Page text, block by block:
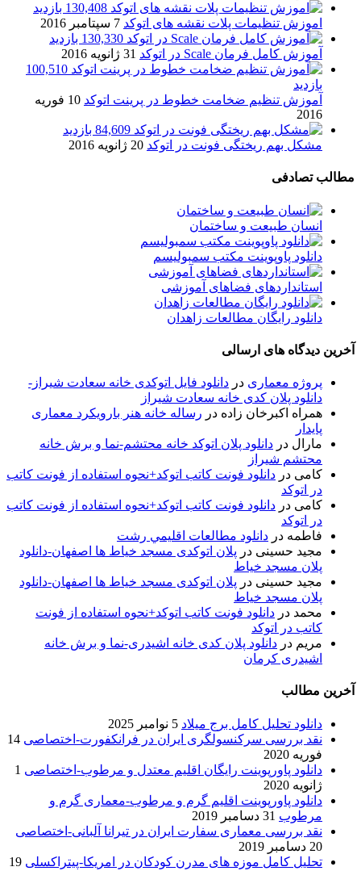
130,408 بازدید
اموزش تنظیمات پلات نقشه های اتوکد 7 سپتامبر 2016
130,330 بازدید
آموزش کامل فرمان Scale در اتوکد
31 ژانویه 2016
100,510
بازدید
آموزش تنظیم ضخامت خطوط در پرینت اتوکد
10 فوریه
2016
84,609 بازدید
مشکل بهم ریختگی فونت در اتوکد 20 ژانویه 2016
مطالب تصادفی
انسان طبیعت و ساختمان
دانلود پاوپوینت مکتب سمبولیسم
استانداردهای فضاهای آموزشی
دانلود رایگان مطالعات زاهدان
آخرین دیدگاه های ارسالی
پروژه معماری در دانلود فایل اتوکدی خانه سعادت شیراز-
دانلود پلان کدی خانه سعادت شیراز
همراه اکبرخان زاده در رساله خانه هنر بارویکرد معماری
پایدار
مارال در دانلود پلان اتوکد خانه محتشم-نما و برش خانه
محتشم شیراز
کامی در دانلود فونت کاتب اتوکد+نحوه استفاده از فونت کاتب
در اتوکد
کامی در دانلود فونت کاتب اتوکد+نحوه استفاده از فونت کاتب
در اتوکد
فاطمه در دانلود مطالعات اقليمي رشت
مجید حسینی در پلان اتوکدی مسجد خیاط ها اصفهان-دانلود
پلان مسجد خیاط
مجید حسینی در پلان اتوکدی مسجد خیاط ها اصفهان-دانلود
پلان مسجد خیاط
محمد در دانلود فونت کاتب اتوکد+نحوه استفاده از فونت
کاتب در اتوکد
مریم در دانلود پلان کدی خانه اشیدری-نما و برش خانه
اشیدری کرمان
آخرین مطالب
دانلود تحلیل کامل برج میلاد 5 نوامبر 2025
نقد بررسی سرکنسولگری ایران در فرانکفورت-اختصاصی 14
فوریه 2020
دانلود پاورپوینت رایگان اقلیم معتدل و مرطوب-اختصاصی 1
ژانویه 2020
دانلود پاورپوینت اقلیم گرم و مرطوب-معماری گرم و
مرطوب 31 دسامبر 2019
نقد بررسی معماری سفارت ایران در تیرانا آلبانی-اختصاصی
20 دسامبر 2019
تحلیل کامل موزه های مدرن کودکان در امریکا-پیتراکسلی 19